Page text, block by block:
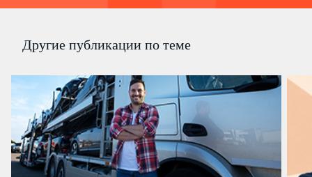
Другие публикации по теме